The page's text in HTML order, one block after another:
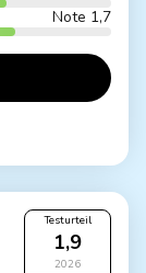
Note 1,7
Testurteil
1,9
2026